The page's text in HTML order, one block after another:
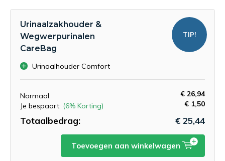
Urinaalzakhouder &
Wegwerpurinalen
CareBag
Urinaalhouder Comfort
Normaal:
€ 26,94
Je bespaart: (6% Korting) € 1,50
Totaalbedrag: € 25,44
TIP!
Toevoegen aan winkelwagen